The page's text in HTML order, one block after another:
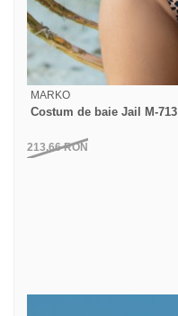
MARKO
Costum de baie Jail M-
213,66RON